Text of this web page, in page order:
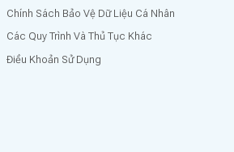
Chính Sách Bảo Vệ Dữ Liệu Cá Nhân
Các Quy Trình Và Thủ Tục Khác
Điều Khoản Sử Dụng